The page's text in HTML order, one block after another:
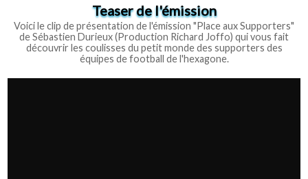
Teaser de l'émission
Voici le clip de présentation de l'émission "Place aux Supporters"
de Sébastien Durieux (Production Richard Joffo) qui vous fait
découvrir les coulisses du petit monde des supporters des
équipes de football de l'hexagone.